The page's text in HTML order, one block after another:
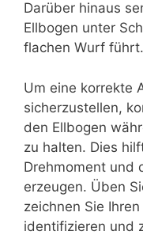
Darüber hinaus
Ellbogen unter
flachen Wurf führt.
Um eine korrekte
sicherzustellen,
den Ellbogen
zu halten. Dies
Drehmoment und
erzeugen. Üben
zeichnen Sie
identifizieren und